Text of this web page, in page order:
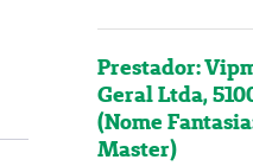
Prestador:
Geral Ltda,
(Nome
Master)